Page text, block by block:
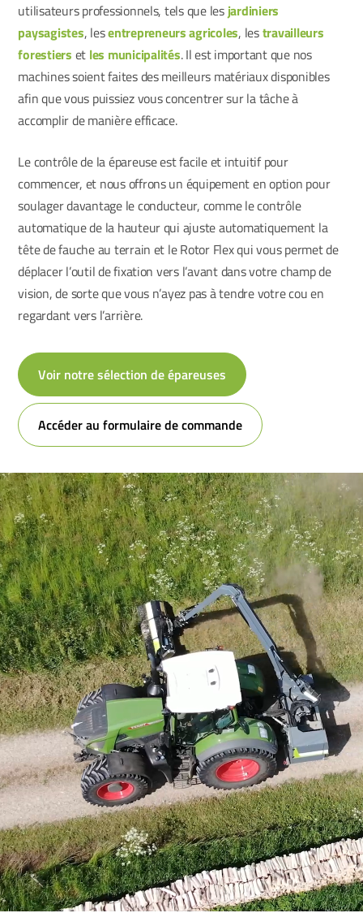
utilisateurs professionnels, tels que les jardiniers
paysagistes, lesentrepreneurs agricoles, lestravailleurs
forestiers et les municipalités. Il est important que nos
machines soient faites des meilleurs matériaux disponibles
afin que vous puissiez vous concentrer sur la tâche à
accomplir de manière efficace.
Le contrôle de la épareuse est facile et intuitif pour
commencer, et nous offrons un équipement en option pour
soulager davantage le conducteur, comme le contrôle
automatique de la hauteur qui ajuste automatiquement la
tête de fauche au terrain et le Rotor Flex qui vous permet de
déplacer l’outil de fixation vers l’avant dans votre champ de
vision, de sorte que vous n’ayez pas à tendre votre cou en
regardant vers l’arrière.
Voir notre sélection de épareuses
Accéder au formulaire de commande